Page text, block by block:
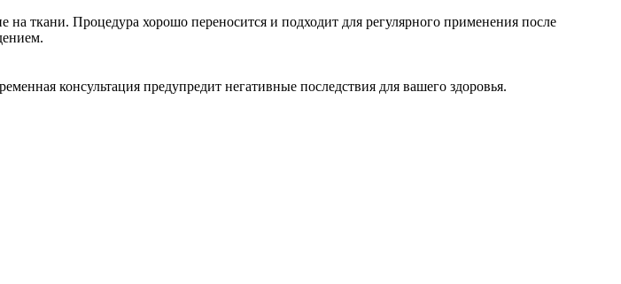
ткани. Процедура хорошо переносится и подходит для регулярного применения после
консультация предупредит негативные последствия для вашего здоровья.